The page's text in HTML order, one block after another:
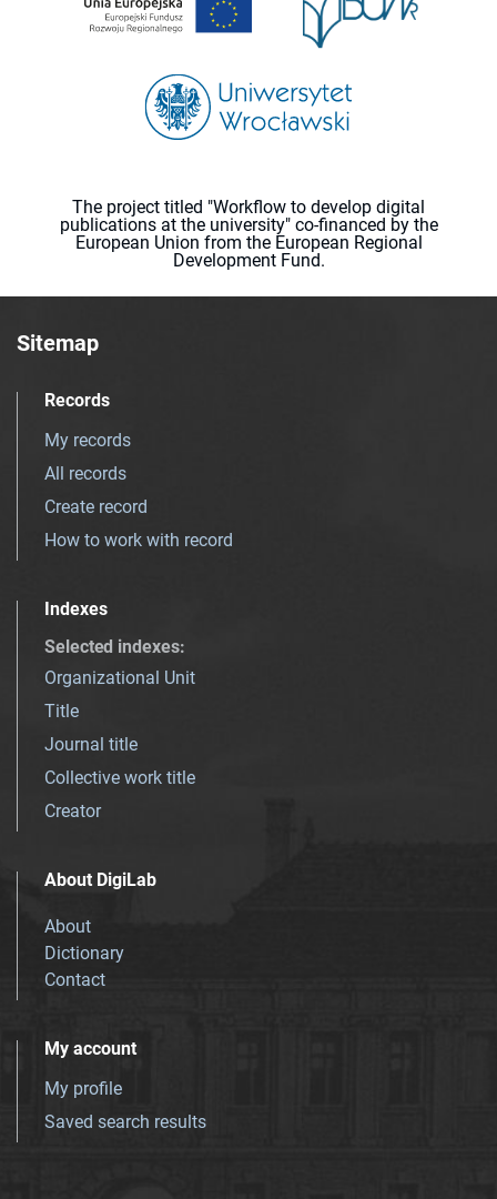
The project titled "Workflow to develop digital
publications at the university" co-financed by the
European Union from the European Regional
Development Fund.
Sitemap
Records
My records
All records
Create record
How to work with record
Indexes
Selected indexes:
Organizational Unit
Title
Journal title
Collective work title
Creator
About DigiLab
About
Dictionary
Contact
My account
My profile
Saved search results